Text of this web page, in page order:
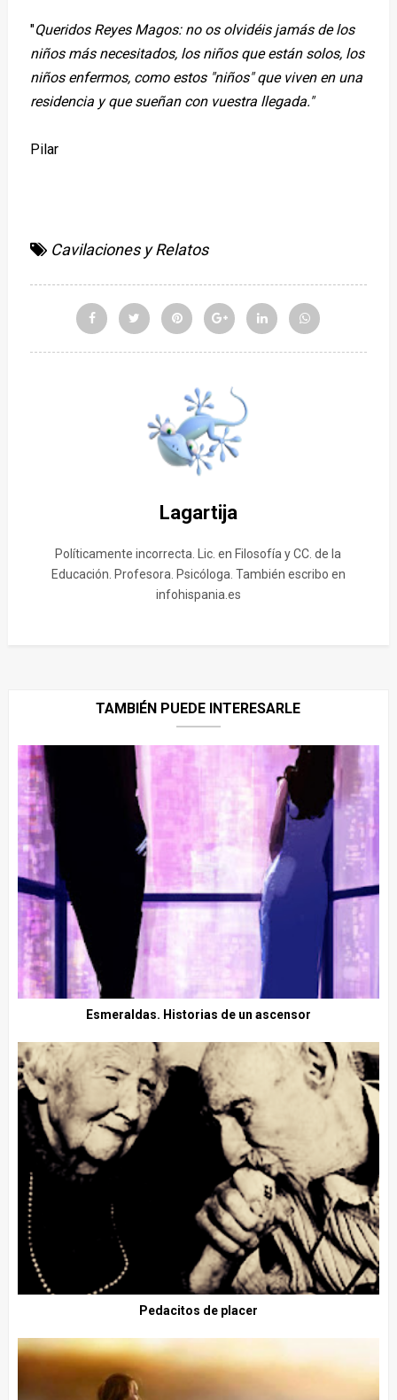
"Queridos Reyes Magos: no os olvidéis jamás de los
niños más necesitados, los niños que están solos, los
niños enfermos, como estos "niños" que viven en una
residencia y que sueñan con vuestra llegada."
Pilar
Cavilaciones y Relatos
Lagartija
Políticamente incorrecta. Lic. en Filosofía y CC. de la
Educación. Profesora. Psicóloga. También escribo en
infohispania.es
TAMBIÉN PUEDE INTERESARLE
Esmeraldas. Historias de un ascensor
Pedacitos de placer